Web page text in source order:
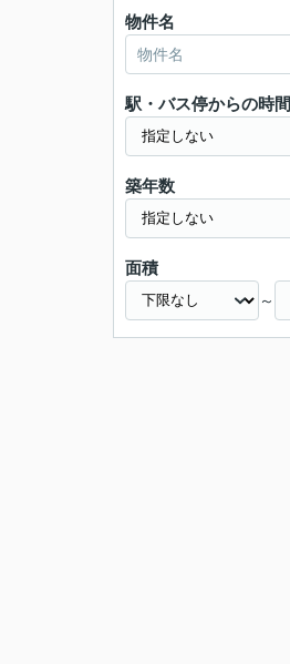
物件名
駅・バス停からの時間
築年数
面積
～